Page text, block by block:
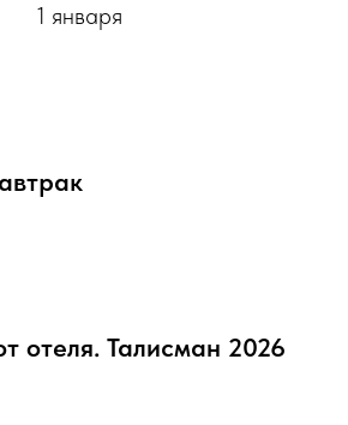
1 января
отеля. Талисман 2026